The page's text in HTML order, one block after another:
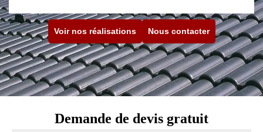
Voir nos réalisations Nous contacter
Demande de devis gratuit